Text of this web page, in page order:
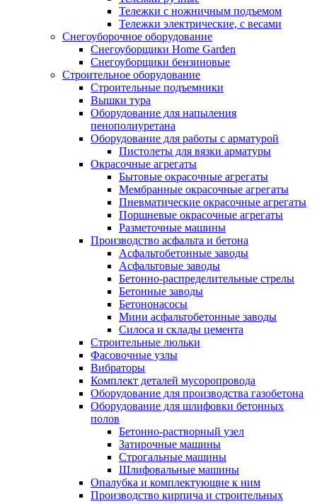
Тележки с ножничным подъемом
Тележки электрические, с весами
Снегоуборочное оборудование
Снегоуборщики Home Garden
Снегоуборщики бензиновые
Строительное оборудование
Cтроительные подъемники
Вышки тура
Оборудование для напыления
пенополиуретана
Оборудование для работы с арматурой
Пистолеты для вязки арматуры
Окрасочные агрегаты
Бытовые окрасочные агрегаты
Мембранные окрасочные агрегаты
Пневматические окрасочные агрегаты
Поршневые окрасочные агрегаты
Разметочные машины
Производство асфальта и бетона
Асфальтобетонные заводы
Асфальтовые заводы
Бетонно-распределительные стрелы
Бетонные заводы
Бетононасосы
Мини асфальтобетонные заводы
Силоса и склады цемента
Строительные люльки
Фасовочные узлы
Вибраторы
Комплект деталей мусоропровода
Оборудование для производства газобетона
Оборудование для шлифовки бетонных
полов
Бетонно-растворный узел
Затирочные машины
Строгальные машины
Шлифовальные машины
Опалубка и комплектующие к ним
Производство кирпича и строительных